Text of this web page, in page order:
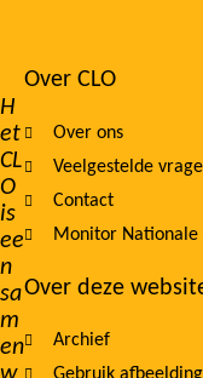
H
et
CL
O
is
ee
n
sa
m
en
Footer
navigation
Over CLO
Over ons
Veelgestelde
Contact
Monitor Nationale
Over deze
Archief